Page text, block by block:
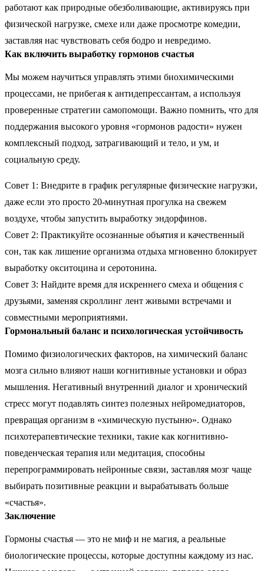
работают как природные обезболивающие, активируясь при
физической нагрузке, смехе или даже просмотре комедии,
заставляя нас чувствовать себя бодро и невредимо.
Как включить выработку гормонов счастья
Мы можем научиться управлять этими биохимическими
процессами, не прибегая к антидепрессантам, а используя
проверенные стратегии самопомощи. Важно помнить, что для
поддержания высокого уровня «гормонов радости» нужен
комплексный подход, затрагивающий и тело, и ум, и
социальную среду.
Совет 1: Внедрите в график регулярные физические нагрузки,
даже если это просто 20-минутная прогулка на свежем
воздухе, чтобы запустить выработку эндорфинов.
Совет 2: Практикуйте осознанные объятия и качественный
сон, так как лишение организма отдыха мгновенно блокирует
выработку окситоцина и серотонина.
Совет 3: Найдите время для искреннего смеха и общения с
друзьями, заменяя скроллинг лент живыми встречами и
совместными мероприятиями.
Гормональный баланс и психологическая устойчивость
Помимо физиологических факторов, на химический баланс
мозга сильно влияют наши когнитивные установки и образ
мышления. Негативный внутренний диалог и хронический
стресс могут подавлять синтез полезных нейромедиаторов,
превращая организм в «химическую пустыню». Однако
психотерапевтические техники, такие как когнитивно-
поведенческая терапия или медитация, способны
перепрограммировать нейронные связи, заставляя мозг чаще
выбирать позитивные реакции и вырабатывать больше
«счастья».
Заключение
Гормоны счастья — это не миф и не магия, а реальные
биологические процессы, которые доступны каждому из нас.